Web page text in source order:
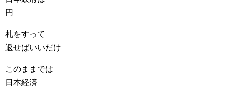
円
札をすって
返せばいいだけ
このままでは
日本経済